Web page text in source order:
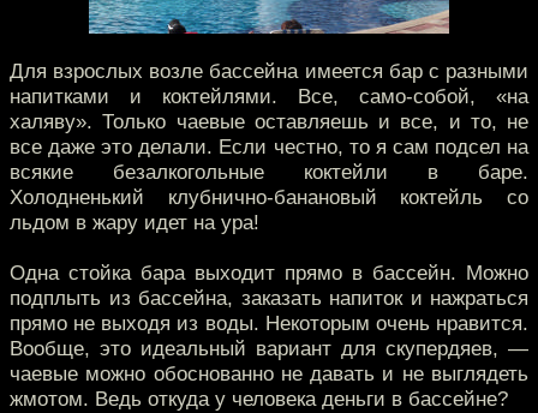
Для взрослых возле бассейна имеется бар с разными
напитками и коктейлями. Все, само-собой, «на
халяву». Только чаевые оставляешь и все, и то, не
все даже это делали. Если честно, то я сам подсел на
всякие безалкогольные коктейли в баре.
Холодненький клубнично-банановый коктейль со
льдом в жару идет на ура!
Одна стойка бара выходит прямо в бассейн. Можно
подплыть из бассейна, заказать напиток и нажраться
прямо не выходя из воды. Некоторым очень нравится.
Вообще, это идеальный вариант для скупердяев, —
чаевые можно обоснованно не давать и не выглядеть
жмотом. Ведь откуда у человека деньги в бассейне?